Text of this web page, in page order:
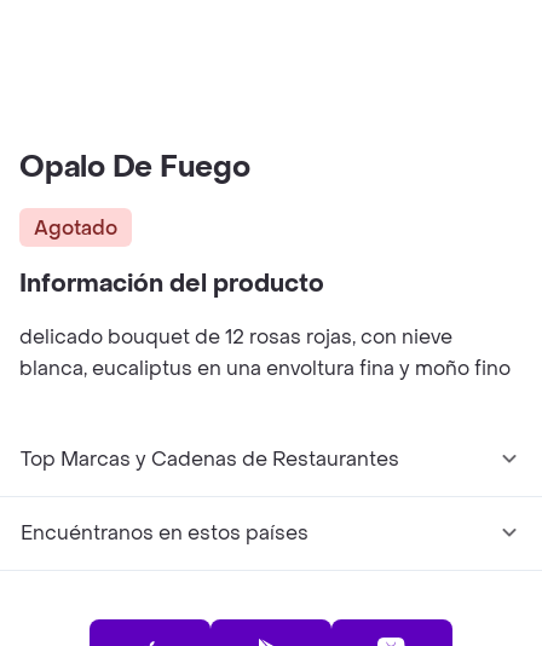
Opalo De Fuego
Agotado
Información del producto
delicado bouquet de 12 rosas rojas, con nieve
blanca, eucaliptus en una envoltura fina y moño fino
Top Marcas y Cadenas de Restaurantes
Encuéntranos en estos países